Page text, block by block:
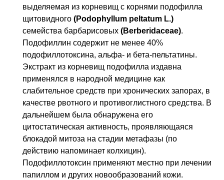
выделяемая из корневищ с корнями подофилла
щитовидного (Podophyllum peltatum L.)
семейства барбарисовых (Berberidaceae).
Подофиллин содержит не менее 40%
подофиллотоксина, альфа- и бета-пельтатины.
Экстракт из корневищ подофилла издавна
применялся в народной медицине как
слабительное средств при хронических запорах, в
качестве рвотного и противоглистного средства. В
дальнейшем была обнаружена его
цитостатическая активность, проявляющаяся
блокадой митоза на стадии метафазы (по
действию напоминает колхицин).
Подофиллотоксин применяют местно при лечении
папиллом и других новообразований кожи.